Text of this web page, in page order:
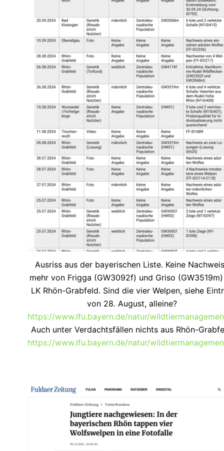
Ausriss aus der bayerischen Liste. Keine
mehr von Frigga (GW3092f) und Griso
LK Rhön-Grabfeld. Sind die vier Welpen, siehe
von 28. August, alleine?
https://www.lfu.bayern.de/natur/
Auch unter Verdachtsfällen nichts aus Rhön-
https://www.lfu.bayern.de/natur/